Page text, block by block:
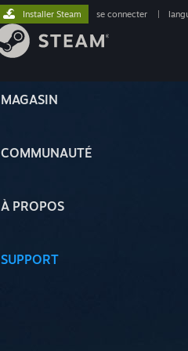
MAGASIN
COMMUNAUTÉ
À PROPOS
SUPPORT
Installer Steam se connecter